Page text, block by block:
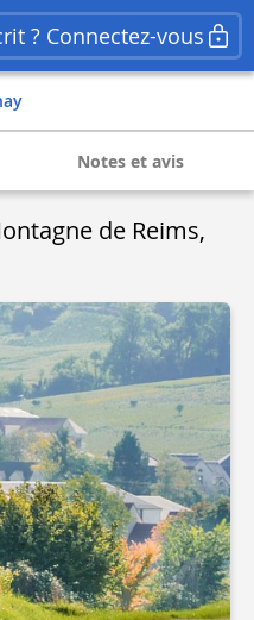
? Connectez-vous
Notes et avis
de Reims,